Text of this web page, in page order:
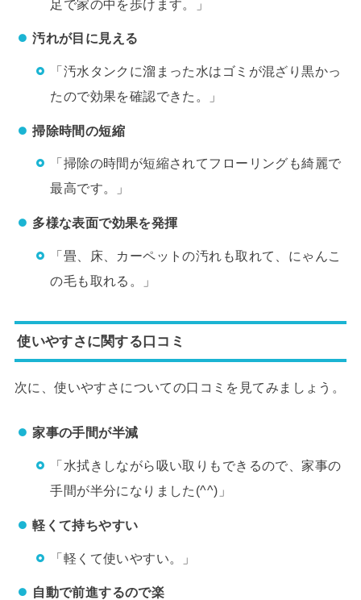
足で家の中を歩けます。」
汚れが目に見える
「汚水タンクに溜まった水はゴミが混ざり黒かっ
たので効果を確認できた。」
掃除時間の短縮
「掃除の時間が短縮されてフローリングも綺麗で
最高です。」
多様な表面で効果を発揮
「畳、床、カーペットの汚れも取れて、にゃんこ
の毛も取れる。」
使いやすさに関する口コミ
次に、使いやすさについての口コミを見てみましょう。
家事の手間が半減
「水拭きしながら吸い取りもできるので、家事の
手間が半分になりました(^^)」
軽くて持ちやすい
「軽くて使いやすい。」
自動で前進するので楽